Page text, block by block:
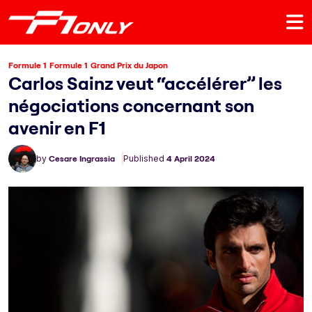
Formule 1 Formule 1 Grand Prix du Japon
Carlos Sainz veut “accélérer” les
négociations concernant son
avenir en F1
by Cesare Ingrassia Published 4 April 2024